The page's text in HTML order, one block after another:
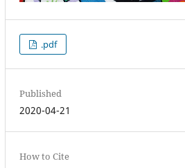
.pdf
Published
2020-04-21
How to Cite